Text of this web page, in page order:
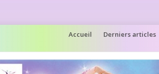
Aller
au
contenu
Accueil Derniers articles